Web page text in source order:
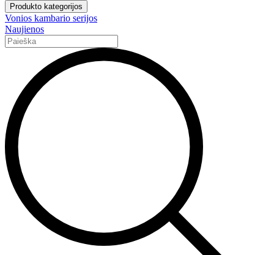
Produkto kategorijos
Vonios kambario serijos
Naujienos